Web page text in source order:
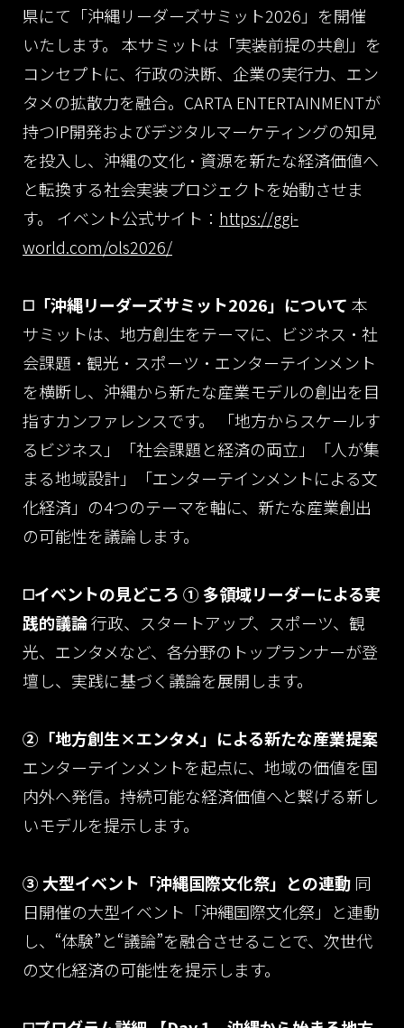
県にて「沖縄リーダーズサミット2026」を開催
いたします。
本サミットは「実装前提の共創」を
コンセプトに、行政の決断、企業の実行力、エン
タメの拡散力を融合。CARTA ENTERTAINMENTが
持つIP開発およびデジタルマーケティングの知見
を投入し、沖縄の文化・資源を新たな経済価値へ
と転換する社会実装プロジェクトを始動させま
す。
イベント公式サイト： https://ggi-
world.com/ols2026/
◻️「沖縄リーダーズサミット2026」について 本
サミットは、地方創生をテーマに、ビジネス・社
会課題・観光・スポーツ・エンターテインメント
を横断し、沖縄から新たな産業モデルの創出を目
指すカンファレンスです。
「地方からスケールす
るビジネス」「社会課題と経済の両立」「人が集
まる地域設計」「エンターテインメントによる文
化経済」の4つのテーマを軸に、新たな産業創出
の可能性を議論します。
◻️イベントの見どころ ① 多領域リーダーによる実
践的議論行政、スタートアップ、スポーツ、観
光、エンタメなど、各分野のトップランナーが登
壇し、実践に基づく議論を展開します。
②「地方創生×エンタメ」による新たな産業提案
エンターテインメントを起点に、地域の価値を国
内外へ発信。持続可能な経済価値へと繋げる新し
いモデルを提示します。
③ 大型イベント「沖縄国際文化祭」との連動 同
日開催の大型イベント「沖縄国際文化祭」と連動
し、“体験”と“議論”を融合させることで、次世代
の文化経済の可能性を提示します。